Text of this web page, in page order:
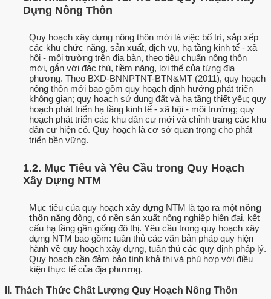
Dựng Nông Thôn
Quy hoạch xây dựng nông thôn mới là việc bố trí, sắp xếp
các khu chức năng, sản xuất, dịch vụ, hạ tầng kinh tế - xã
hội - môi trường trên địa bàn, theo tiêu chuẩn nông thôn
mới, gắn với đặc thù, tiềm năng, lợi thế của từng địa
phương. Theo BXD-BNNPTNT-BTN&MT (2011), quy hoạch
nông thôn mới bao gồm quy hoạch định hướng phát triển
không gian; quy hoạch sử dụng đất và hạ tầng thiết yếu; quy
hoạch phát triển hạ tầng kinh tế - xã hội - môi trường; quy
hoạch phát triển các khu dân cư mới và chỉnh trang các khu
dân cư hiện có. Quy hoạch là cơ sở quan trọng cho phát
triển bền vững.
1.2. Mục Tiêu và Yêu Cầu trong Quy Hoạch
Xây Dựng NTM
Mục tiêu của quy hoạch xây dựng NTM là tạo ra một nông
thôn năng động, có nền sản xuất nông nghiệp hiện đại, kết
cấu hạ tầng gần giống đô thị. Yêu cầu trong quy hoạch xây
dựng NTM bao gồm: tuân thủ các văn bản pháp quy hiện
hành về quy hoạch xây dựng, tuân thủ các quy định pháp lý.
Quy hoạch cần đảm bảo tính khả thi và phù hợp với điều
kiện thực tế của địa phương.
II. Thách Thức Chất Lượng Quy Hoạch Nông Thôn